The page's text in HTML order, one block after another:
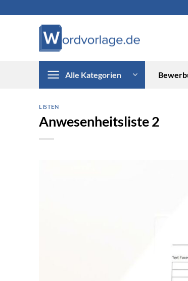
Alle Kategorien
LISTEN
Anwesenheitsliste 2